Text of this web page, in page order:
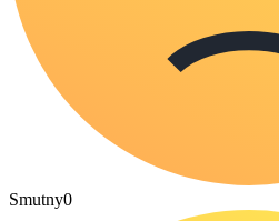
Smutny0